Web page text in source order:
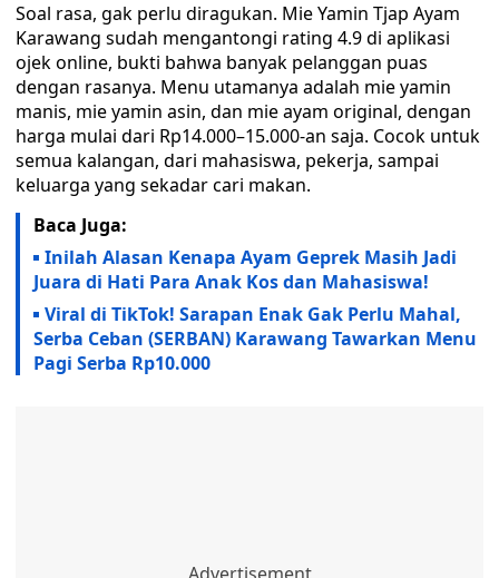
Soal rasa, gak perlu diragukan. Mie Yamin Tjap Ayam
Karawang sudah mengantongi rating 4.9 di aplikasi
ojek online, bukti bahwa banyak pelanggan puas
dengan rasanya. Menu utamanya adalah mie yamin
manis, mie yamin asin, dan mie ayam original, dengan
harga mulai dari Rp14.000–15.000-an saja. Cocok untuk
semua kalangan, dari mahasiswa, pekerja, sampai
keluarga yang sekadar cari makan.
Baca Juga:
Inilah Alasan Kenapa Ayam Geprek Masih Jadi
Juara di Hati Para Anak Kos dan Mahasiswa!
Viral di TikTok! Sarapan Enak Gak Perlu Mahal,
Serba Ceban (SERBAN) Karawang Tawarkan Menu
Pagi Serba Rp10.000